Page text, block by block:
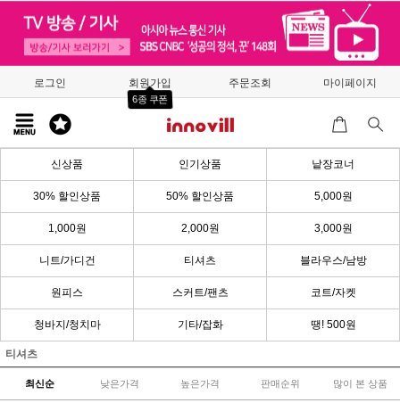
로그인 회원가입
6종 쿠폰
주문조회 마이페이지
신상품 인기상품 낱장코너
30% 할인상품 50% 할인상품 5,000원
1,000원 2,000원 3,000원
니트/가디건 티셔츠 블라우스/남방
원피스 스커트/팬츠 코트/자켓
청바지/청치마 기타/잡화 땡! 500원
티셔츠
최신순 낮은가격 높은가격 판매순위 많이 본 상품